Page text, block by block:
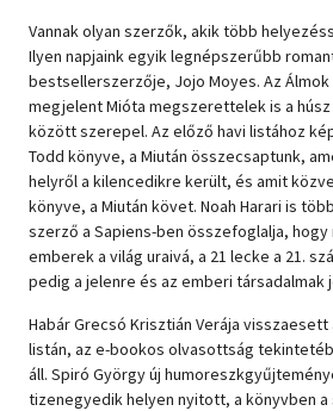
Vannak olyan szerzők, akik több
Ilyen napjaink egyik legnépszerűbb
bestsellerszerzője, Jojo Moyes. Az
megjelent Mióta megszerettelek is a
között szerepel. Az előző havi listához
Todd könyve, a Miután összecsaptunk,
helyről a kilencedikre került, és amit
könyve, a Miután követ. Noah Harari is
szerző a Sapiens-ben összefoglalja, hogy
emberek a világ uraivá, a 21 lecke a 21.
pedig a jelenre és az emberi társadalmak
Habár Grecsó Krisztián Verája
listán, az e-bookos olvasottság
áll. Spiró György új
tizenegyedik helyen nyitott, a könyvben a